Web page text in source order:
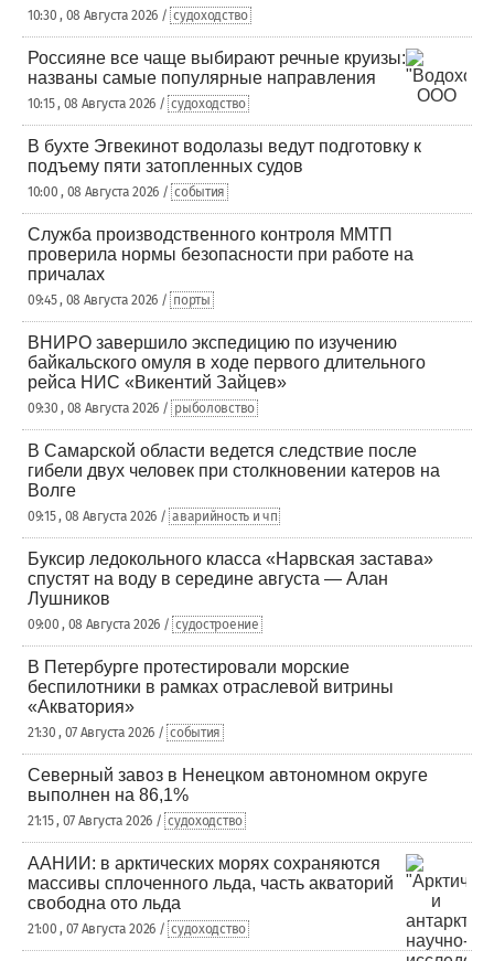
10:30 , 08 Августа 2026 / судоходство
Россияне все чаще выбирают речные круизы:
названы самые популярные направления
10:15 , 08 Августа 2026 / судоходство
В бухте Эгвекинот водолазы ведут подготовку к
подъему пяти затопленных судов
10:00 , 08 Августа 2026 / события
Служба производственного контроля ММТП
проверила нормы безопасности при работе на
причалах
09:45 , 08 Августа 2026 / порты
ВНИРО завершило экспедицию по изучению
байкальского омуля в ходе первого длительного
рейса НИС «Викентий Зайцев»
09:30 , 08 Августа 2026 / рыболовство
В Самарской области ведется следствие после
гибели двух человек при столкновении катеров на
Волге
09:15 , 08 Августа 2026 / аварийность и чп
Буксир ледокольного класса «Нарвская застава»
спустят на воду в середине августа — Алан
Лушников
09:00 , 08 Августа 2026 / судостроение
В Петербурге протестировали морские
беспилотники в рамках отраслевой витрины
«Акватория»
21:30 , 07 Августа 2026 / события
Северный завоз в Ненецком автономном округе
выполнен на 86,1%
21:15 , 07 Августа 2026 / судоходство
ААНИИ: в арктических морях сохраняются
массивы сплоченного льда, часть акваторий
свободна ото льда
21:00 , 07 Августа 2026 / судоходство